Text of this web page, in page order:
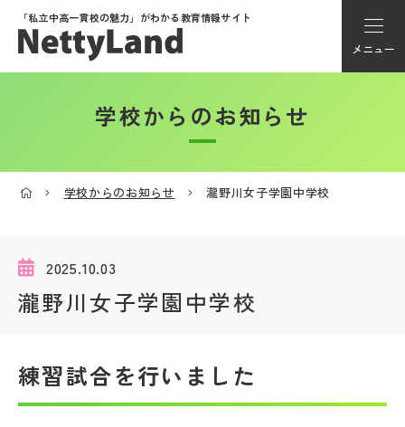
「私立中高一貫校の魅力」がわかる教育情報サイト
メニュー
アカウント登録
学校選び
私学探検隊
学校からのお知らせ
学校からのお知らせ 瀧野川女子学園中学校
2025.10.03
瀧野川女子学園中学校
練習試合を行いました